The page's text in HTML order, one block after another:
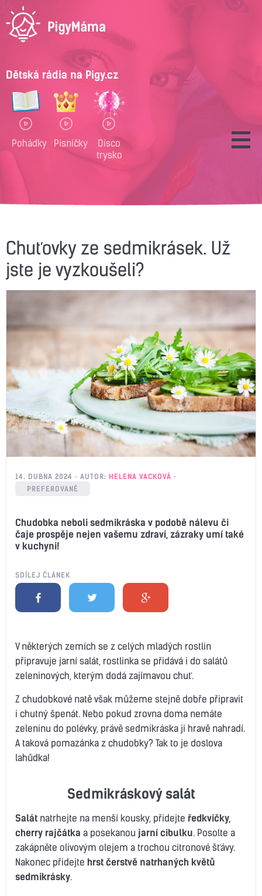
Dětská rádia na Pigy.cz
Pohádky Písničky
Disco
trysko
Chuťovky ze sedmikrásek. Už
jste je vyzkoušeli?
14. DUBNA 2024 AUTOR: HELENA VACKOVÁ
PREFEROVANÉ
Chudobka neboli sedmikráska v podobě nálevu či
čaje prospěje nejen vašemu zdraví, zázraky umí také
v kuchyni!
SDÍLEJ ČLÁNEK
V některých zemích se z celých mladých rostlin
připravuje jarní salát, rostlinka se přidává i do salátů
zeleninových, kterým dodá zajímavou chuť.
Z chudobkové natě však můžeme stejně dobře připravit
i chutný špenát. Nebo pokud zrovna doma nemáte
zeleninu do polévky, právě sedmikráska ji hravě nahradí.
A taková pomazánka z chudobky? Tak to je doslova
lahůdka!
Sedmikráskový salát
Salát natrhejte na menší kousky, přidejte ředkvičky,
cherry rajčátka a posekanou jarní cibulku. Posolte a
zakápněte olivovým olejem a trochou citronové šťávy.
Nakonec přidejte hrst čerstvě natrhaných květů
sedmikrásky.